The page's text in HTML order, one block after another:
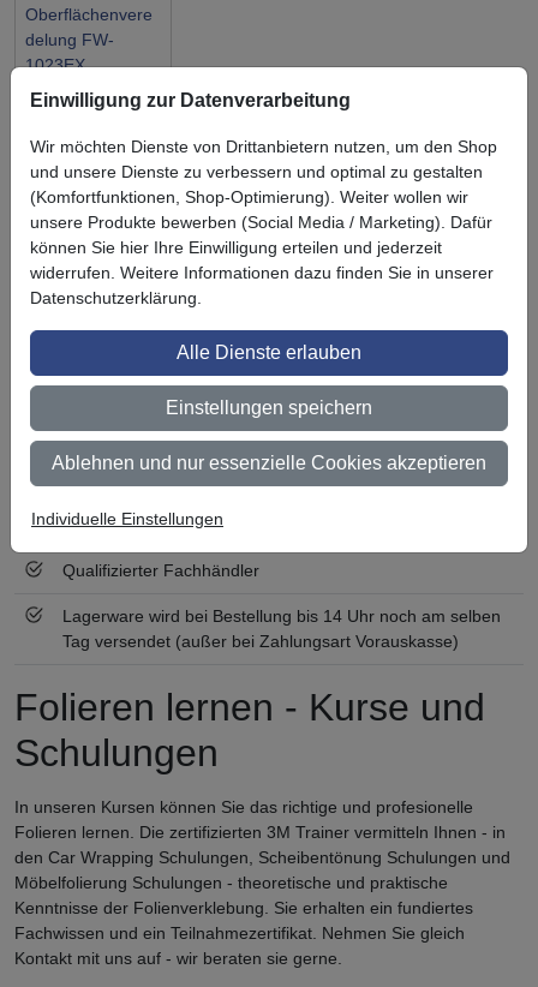
Oberflächenvere
delung FW-
1023EX
Ihre Vorteile bei uns
3M BestPartner Commercial Solutions
Persönliche Beratung und Betreuung
Keine Mindestbestellmenge
Ab 300 € Nettowarenwert versandkostenfrei (innerhalb
Zertifiziert nach ISO 9001
Qualifizierter Fachhändler
Lagerware wird bei Bestellung bis 14 Uhr noch am selben
Tag versendet (außer bei Zahlungsart Vorauskasse)
Folieren lernen - Kurse und
Schulungen
In unseren Kursen können Sie das richtige und profesionelle
Folieren lernen. Die zertifizierten 3M Trainer vermitteln Ihnen - in
den Car Wrapping Schulungen, Scheibentönung Schulungen und
Möbelfolierung Schulungen - theoretische und praktische
Kenntnisse der Folienverklebung. Sie erhalten ein fundiertes
Fachwissen und ein Teilnahmezertifikat. Nehmen Sie gleich
Kontakt mit uns auf - wir beraten sie gerne.
Einwilligung zur Datenverarbeitung
Wir möchten Dienste von Drittanbietern nutzen, um den Shop
und unsere Dienste zu verbessern und optimal zu gestalten
(Komfortfunktionen, Shop-Optimierung). Weiter wollen wir
unsere Produkte bewerben (Social Media / Marketing). Dafür
können Sie hier Ihre Einwilligung erteilen und jederzeit
widerrufen. Weitere Informationen dazu finden Sie in unserer
Datenschutzerklärung.
Alle Dienste erlauben
Einstellungen speichern
Ablehnen und nur essenzielle Cookies akzeptieren
Individuelle Einstellungen